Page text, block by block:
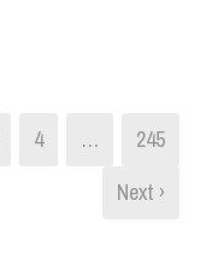
4 …
245
Next ›